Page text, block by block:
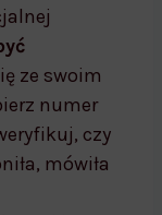
ze swoim
numer
czy
mówiła